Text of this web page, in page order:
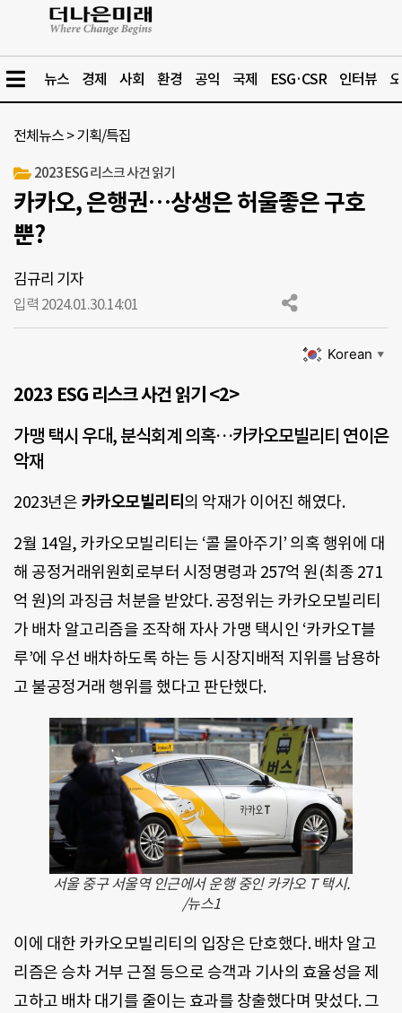
뉴스 경제 사회 환경 공익 국제 ESG·CSR 인터뷰
전체뉴스 >기획/특집
2023 ESG 리스크 사건 읽기
카카오, 은행권…상생은 허울좋은 구호
뿐?
김규리 기자
입력 2024.01.30.14:01
Korean ▼
2023 ESG 리스크 사건 읽기 <2>
가맹 택시 우대, 분식회계 의혹…카카오모빌리티 연이은
악재
2023년은 카카오모빌리티 의 악재가 이어진 해였다.
2월 14일, 카카오모빌리티는 ‘콜 몰아주기’ 의혹 행위에 대
해 공정거래위원회로부터 시정명령과 257억 원(최종 271
억 원)의 과징금 처분을 받았다. 공정위는 카카오모빌리티
가 배차 알고리즘을 조작해 자사 가맹 택시인 ‘카카오T블
루’에 우선 배차하도록 하는 등 시장지배적 지위를 남용하
고 불공정거래 행위를 했다고 판단했다.
서울 중구 서울역 인근에서 운행 중인 카카오 T 택시.
/뉴스1
이에 대한 카카오모빌리티의 입장은 단호했다. 배차 알고
리즘은 승차 거부 근절 등으로 승객과 기사의 효율성을 제
고하고 배차 대기를 줄이는 효과를 창출했다며 맞섰다. 그